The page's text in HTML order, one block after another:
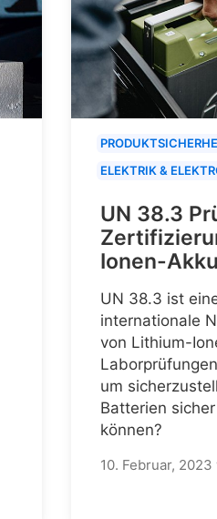
ELEKTRIK &
UN 38.3
Ionen-
UN 38.3 ist
internationale
von Lithium-
um
Batterien
können?
10. Februar, 2023